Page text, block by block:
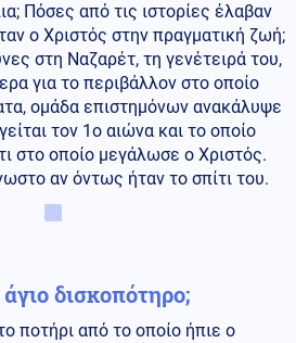
Πόσες από τις ιστορίες έλαβαν
ο Χριστός στην πραγματική ζωή;
στη Ναζαρέτ, τη γενέτειρά του,
για το περιβάλλον στο οποίο
ομάδα επιστημόνων ανακάλυψε
τον 1ο αιώνα και το οποίο
στο οποίο μεγάλωσε ο Χριστός.
αν όντως ήταν το σπίτι του.
δισκοπότηρο;
ποτήρι από το οποίο ήπιε ο